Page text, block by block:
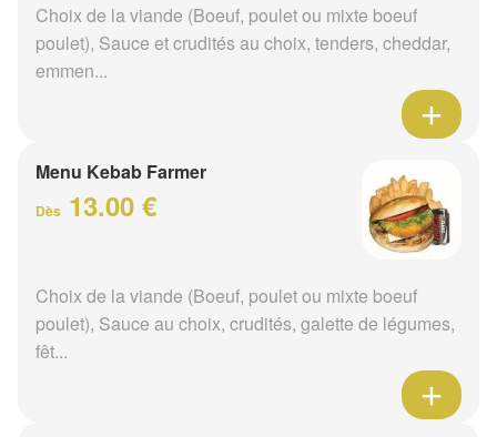
Choix de la viande (Boeuf, poulet ou mixte boeuf
poulet), Sauce et crudités au choix, tenders, cheddar,
emmen...
Menu Kebab Farmer
Dès 13.00 €
Choix de la viande (Boeuf, poulet ou mixte boeuf
poulet), Sauce au choix, crudités, galette de légumes,
fêt...